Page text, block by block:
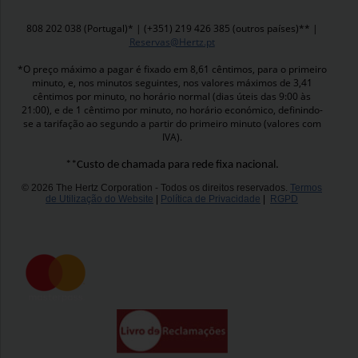
808 202 038 (Portugal)* | (+351) 219 426 385 (outros países)** |
Reservas@Hertz.pt
*O preço máximo a pagar é fixado em 8,61 cêntimos, para o primeiro
minuto, e, nos minutos seguintes, nos valores máximos de 3,41
cêntimos por minuto, no horário normal (dias úteis das 9:00 às
21:00), e de 1 cêntimo por minuto, no horário económico, definindo-
se a tarifação ao segundo a partir do primeiro minuto (valores com
IVA).
**Custo de chamada para rede fixa nacional.
© 2026 The Hertz Corporation - Todos os direitos reservados. Termos
de Utilização do Website
Política de Privacidade RGPD